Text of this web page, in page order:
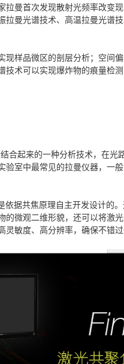
曼首次发现散射光频率改变
曼光谱技术、高温拉曼光谱
样品微区的剖层分析；空间
术可以实现爆炸物的痕量检
合起来的一种分析技术，在
室中最常见的拉曼仪器，一
据共焦原理自主开发设计的
微观二维形貌，还可以将激
敏度、高分辨率，确保不错